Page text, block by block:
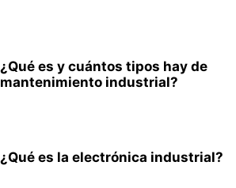
¿Qué es y cuántos tipos hay de
mantenimiento industrial?
¿Qué es la electrónica industrial?